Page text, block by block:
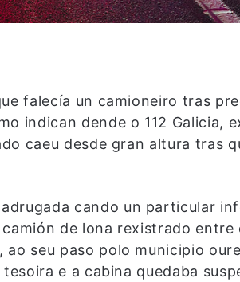
falecía un camioneiro tras
indican dende o 112 Galicia,
caeu desde gran altura tras
cando un particular
de lona rexistrado
seu paso polo municipio
e a cabina quedaba